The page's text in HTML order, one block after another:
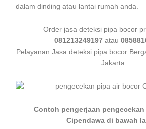
dalam dinding atau lantai rumah anda.
Order jasa deteksi pipa bocor
081213249197 atau
Pelayanan Jasa deteksi pipa bocor
Jakarta
Contoh pengerjaan
Cipendawa di bawah